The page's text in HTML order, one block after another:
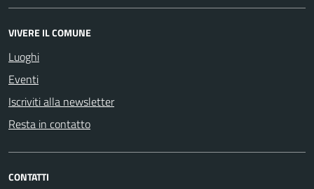
VIVERE IL COMUNE
Luoghi
Eventi
Iscriviti alla newsletter
Resta in contatto
CONTATTI